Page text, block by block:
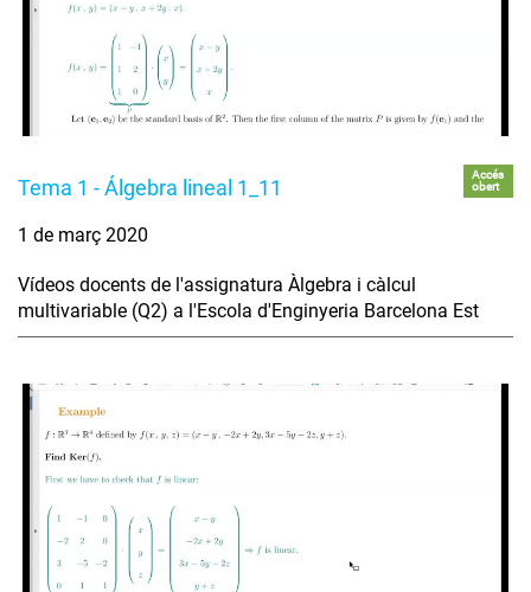
Tema 1 - Álgebra lineal 1_11
Accés
obert
1 de març 2020
Vídeos docents de l'assignatura Àlgebra i càlcul
multivariable (Q2) a l'Escola d'Enginyeria Barcelona Est